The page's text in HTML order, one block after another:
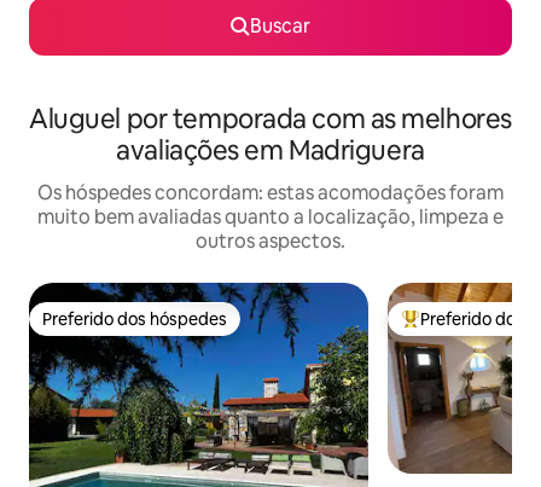
Buscar
Aluguel por temporada com as melhores
avaliações em Madriguera
Os hóspedes concordam: estas acomodações foram
muito bem avaliadas quanto a localização, limpeza e
outros aspectos.
Preferido dos hóspedes
Preferido dos hóspedes Entre os
Preferido dos